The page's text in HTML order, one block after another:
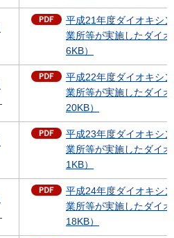
平成21年度ダイオキシ
業所等が実施したダイ
6KB）
平成22年度ダイオキシ
業所等が実施したダイ
20KB）
平成23年度ダイオキシ
業所等が実施したダイ
1KB）
平成24年度ダイオキシ
業所等が実施したダイ
18KB）